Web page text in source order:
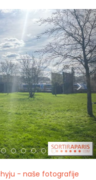
>
- naše fotografije